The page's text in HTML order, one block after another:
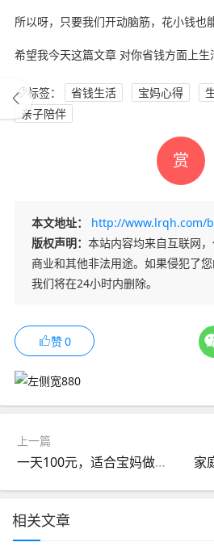
所以呀，只要我们开动脑筋，花小钱也
希望我今天这篇文章 对你省钱方面上
标签： 省钱生活 宝妈心得
亲子陪伴
赏
本文地址：
http://www.lrqh.com/
版权声明： 本站内容均来自互联网
商业和其他非法用途。如果侵犯了您
我们将在24小时内删除。
赞0
上一篇
一天100元，适合宝妈做的3个小副业
相关文章